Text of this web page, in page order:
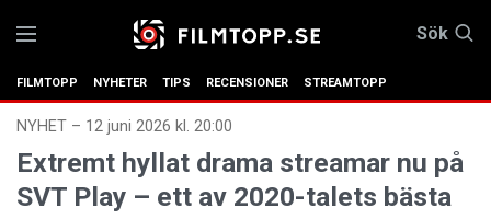
Sök
FILMTOPP NYHETER TIPS RECENSIONER STREAMTOPP
NYHET – 12 juni 2026 kl. 20:00
Extremt hyllat drama streamar nu på
SVT Play – ett av 2020-talets bästa